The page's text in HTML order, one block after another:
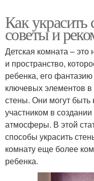
Как украсить
советы и
Детская комната – это
и пространство,
ребенка, его
ключевых элементов в
стены. Они могут
участником в
атмосферы. В этой
способы украсить
комнату еще более
ребенка.